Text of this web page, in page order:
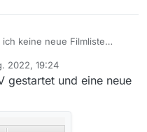
keine neue Filmliste
2022, 19:24
gestartet und eine neue